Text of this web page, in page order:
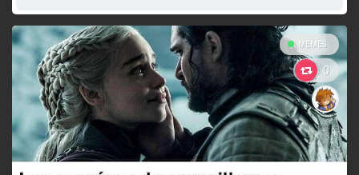
MEMES
0